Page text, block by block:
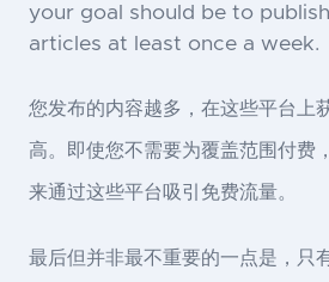
your goal should be to
articles at least once a week.
您发布的内容越多，在这些平台上
高。即使您不需要为覆盖范围付费
来通过这些平台吸引免费流量。
最后但并非最不重要的一点是，只